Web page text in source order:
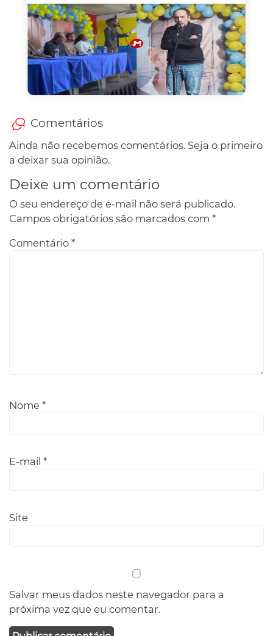
Comentários
Ainda não recebemos comentários. Seja o primeiro
a deixar sua opinião.
Deixe um comentário
O seu endereço de e-mail não será publicado.
Campos obrigatórios são marcados com *
Comentário *
Nome *
E-mail *
Site
Salvar meus dados neste navegador para a
próxima vez que eu comentar.